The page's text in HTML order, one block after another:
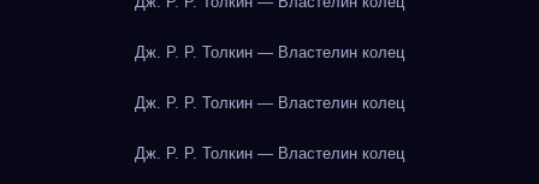
Дж. Р. Р. Толкин — Властелин колец
Дж. Р. Р. Толкин — Властелин колец
Дж. Р. Р. Толкин — Властелин колец